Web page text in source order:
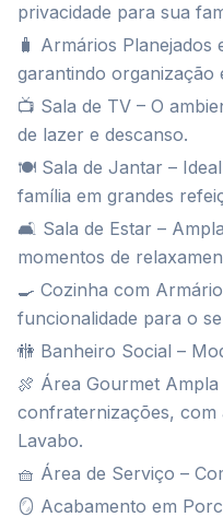
privacidade para sua
🧳 Armários
garantindo organização
📺 Sala de TV – O
de lazer e descanso.
🍽️ Sala de Jantar –
família em grandes
🛋️ Sala de Estar –
momentos de
🍳 Cozinha com
funcionalidade para o
🚻 Banheiro Social –
🍖 Área Gourmet
confraternizações, com
Lavabo.
🧺 Área de Serviço –
🪞 Acabamento em